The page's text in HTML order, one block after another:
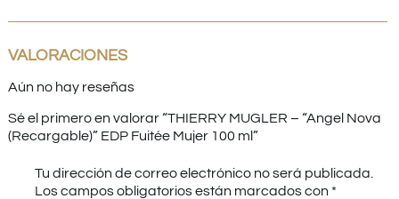
VALORACIONES
Aún no hay reseñas
Sé el primero en valorar “THIERRY MUGLER – “Angel Nova
(Recargable)” EDP Fuitée Mujer 100 ml”
Tu dirección de correo electrónico no será publicada.
Los campos obligatorios están marcados con *